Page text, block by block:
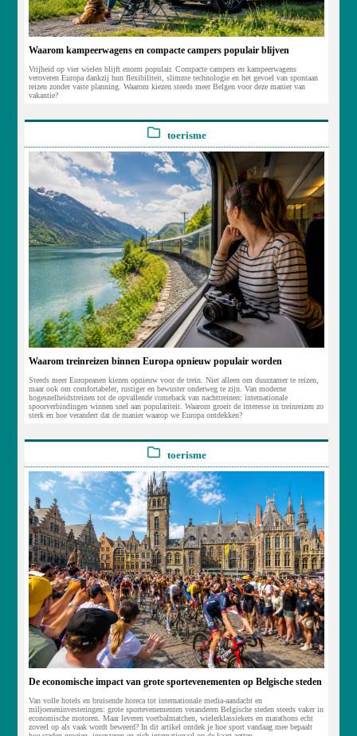
Waarom kampeerwagens en compacte campers populair blijven
Vrijheid op vier wielen blijft enorm populair. Compacte campers en kampeerwagens
veroveren Europa dankzij hun flexibiliteit, slimme technologie en het gevoel van spontaan
reizen zonder vaste planning. Waarom kiezen steeds meer Belgen voor deze manier van
vakantie?
toerisme
Waarom treinreizen binnen Europa opnieuw populair worden
Steeds meer Europeanen kiezen opnieuw voor de trein. Niet alleen om duurzamer te reizen,
maar ook om comfortabeler, rustiger en bewuster onderweg te zijn. Van moderne
hogesnelheidstreinen tot de opvallende comeback van nachttreinen: internationale
spoorverbindingen winnen snel aan populariteit. Waarom groeit de interesse in treinreizen zo
sterk en hoe verandert dat de manier waarop we Europa ontdekken?
toerisme
De economische impact van grote sportevenementen op Belgische steden
Van volle hotels en bruisende horeca tot internationale media-aandacht en
miljoeneninvesteringen: grote sportevenementen veranderen Belgische steden steeds vaker in
economische motoren. Maar leveren voetbalmatchen, wielerklassiekers en marathons echt
zoveel op als vaak wordt beweerd? In dit artikel ontdek je hoe sport vandaag mee bepaalt